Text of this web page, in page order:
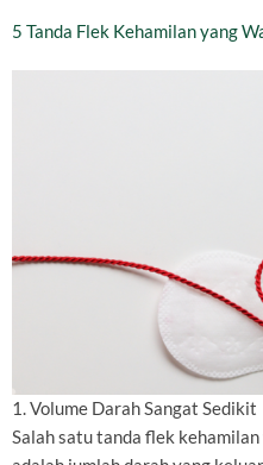
5 Tanda Flek Kehamilan yang
1. Volume Darah Sangat Sedikit
Salah satu tanda flek